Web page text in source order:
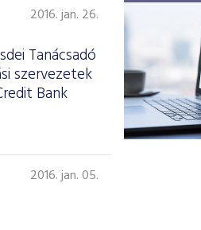
2016. jan. 26.
Tanácsadó
szervezetek
Bank
2016. jan. 05.